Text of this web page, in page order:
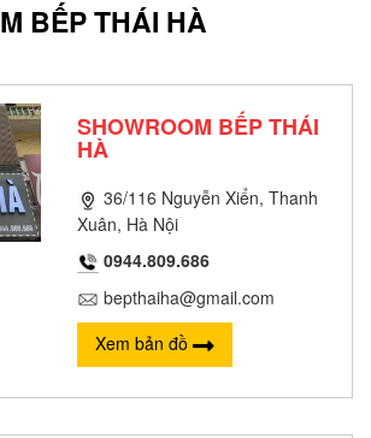
BẾP THÁI HÀ
SHOWROOM BẾP THÁI
HÀ
36/116 Nguyễn Xiển, Thanh
Xuân, Hà Nội
0944.809.686
bepthaiha@gmail.com
Xem bản đồ